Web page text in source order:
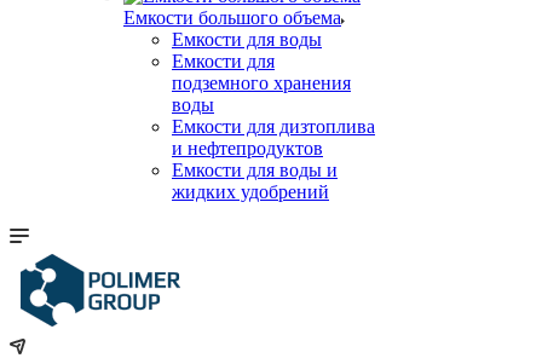
Емкости большого объема
Емкости для воды
Емкости для
подземного хранения
воды
Емкости для дизтоплива
и нефтепродуктов
Емкости для воды и
жидких удобрений